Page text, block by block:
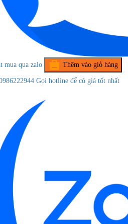
mua qua zalo Thêm vào giỏ hàng
Gọi hotline để có giá tốt nhất